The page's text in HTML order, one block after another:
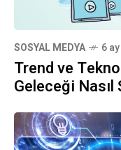
SOSYAL MEDYA 6
Trend ve
Geleceği